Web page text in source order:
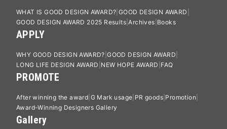
WHAT IS GOOD DESIGN AWARD? GOOD DESIGN AWARD
GOOD DESIGN AWARD 2025 Results Archives Books
APPLY
WHY GOOD DESIGN AWARD? GOOD DESIGN AWARD
LONG LIFE DESIGN AWARD NEW HOPE AWARD FAQ
PROMOTE
After winning the award G Mark usage PR goods Promotion
Award-Winning Designers Gallery
Gallery